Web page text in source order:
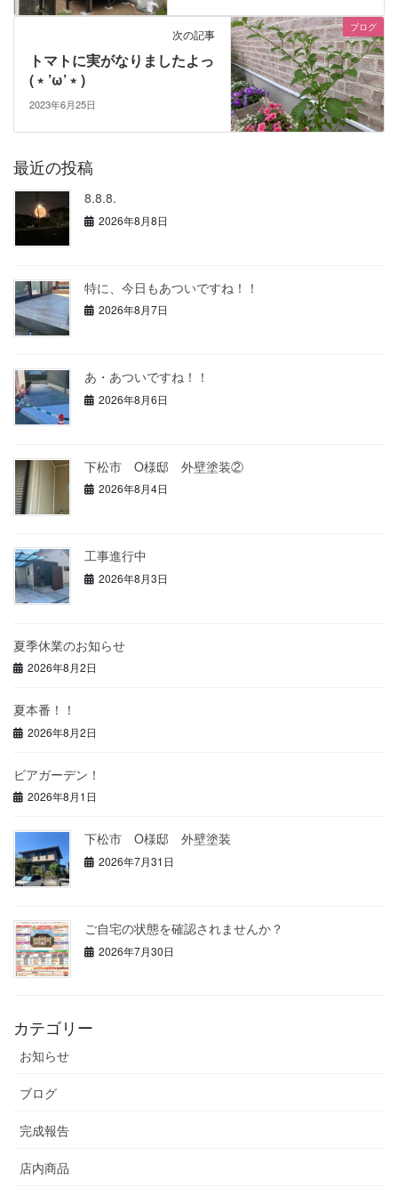
ブログ
次の記事
トマトに実がなりましたよっ
(﹡’ω’﹡)
2023年6月25日
最近の投稿
8.8.8.
2026年8月8日
特に、今日もあついですね！！
2026年8月7日
あ・あついですね！！
2026年8月6日
下松市 O様邸 外壁塗装②
2026年8月4日
工事進行中
2026年8月3日
夏季休業のお知らせ
2026年8月2日
夏本番！！
2026年8月2日
ビアガーデン！
2026年8月1日
下松市 O様邸 外壁塗装
2026年7月31日
ご自宅の状態を確認されませんか？
2026年7月30日
カテゴリー
お知らせ
ブログ
完成報告
店内商品